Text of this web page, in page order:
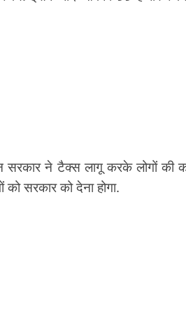
ने टैक्स लागू करके लोगों की
सरकार को देना होगा.